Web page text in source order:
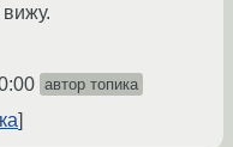
вижу.
автор топика